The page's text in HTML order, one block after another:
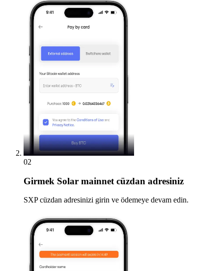
02
Girmek Solar mainnet cüzdan adresiniz
SXP cüzdan adresinizi girin ve ödemeye devam edin.